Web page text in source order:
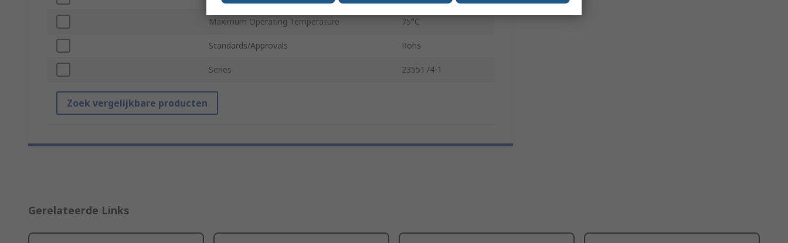
Maximum Operating Temperature 75°C
Standards/Approvals Rohs
Series 2355174-1
Zoek vergelijkbare producten
Gerelateerde Links